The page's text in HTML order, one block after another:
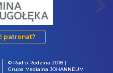
patronat?
© Radio Rodzina 2018 |
Grupa Medialna JOHANNEUM